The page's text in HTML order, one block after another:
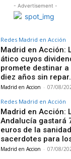
- Advertisement -
Redes Madrid en Acción
Madrid en Acción:
ático cuyos
promete destinar
diez años sin
Madrid en Accion - 07/08/
Redes Madrid en Acción
Madrid en Acción:
Andalucía gastará
euros de la
sacerdotes para
Madrid en Accion - 07/08/